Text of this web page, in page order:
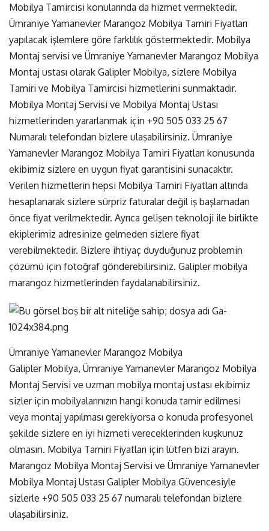
Mobilya Tamircisi konularında da hizmet vermektedir.
Ümraniye Yamanevler Marangoz Mobilya Tamiri Fiyatları
yapılacak işlemlere göre farklılık göstermektedir. Mobilya
Montaj servisi ve Ümraniye Yamanevler Marangoz Mobilya
Montaj ustası olarak Galipler Mobilya, sizlere Mobilya
Tamiri ve Mobilya Tamircisi hizmetlerini sunmaktadır.
Mobilya Montaj Servisi ve Mobilya Montaj Ustası
hizmetlerinden yararlanmak için +90 505 033 25 67
Numaralı telefondan bizlere ulaşabilirsiniz. Ümraniye
Yamanevler Marangoz Mobilya Tamiri Fiyatları konusunda
ekibimiz sizlere en uygun fiyat garantisini sunacaktır.
Verilen hizmetlerin hepsi Mobilya Tamiri Fiyatları altında
hesaplanarak sizlere sürpriz faturalar değil iş başlamadan
önce fiyat verilmektedir. Ayrıca gelişen teknoloji ile birlikte
ekiplerimiz adresinize gelmeden sizlere fiyat
verebilmektedir. Bizlere ihtiyaç duyduğunuz problemin
çözümü için fotoğraf gönderebilirsiniz. Galipler mobilya
marangoz hizmetlerinden faydalanabilirsiniz.
Ümraniye Yamanevler Marangoz Mobilya
Galipler Mobilya, Ümraniye Yamanevler Marangoz Mobilya
Montaj Servisi ve uzman mobilya montaj ustası ekibimiz
sizler için mobilyalarınızın hangi konuda tamir edilmesi
veya montaj yapılması gerekiyorsa o konuda profesyonel
şekilde sizlere en iyi hizmeti vereceklerinden kuşkunuz
olmasın. Mobilya Tamiri Fiyatları için lütfen bizi arayın.
Marangoz Mobilya Montaj Servisi ve Ümraniye Yamanevler
Mobilya Montaj Ustası Galipler Mobilya Güvencesiyle
sizlerle +90 505 033 25 67 numaralı telefondan bizlere
ulaşabilirsiniz.